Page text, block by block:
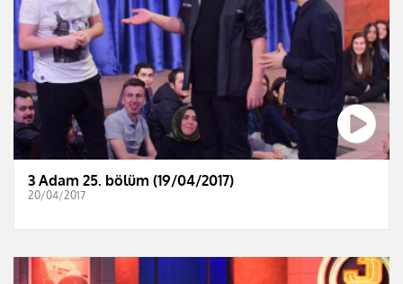
3 Adam 25. bölüm (19/04/2017)
20/04/2017